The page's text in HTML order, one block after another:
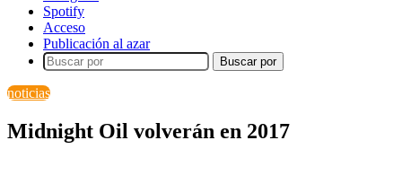
Spotify
Acceso
Publicación al azar
Buscar por
noticias
Midnight Oil volverán en 2017